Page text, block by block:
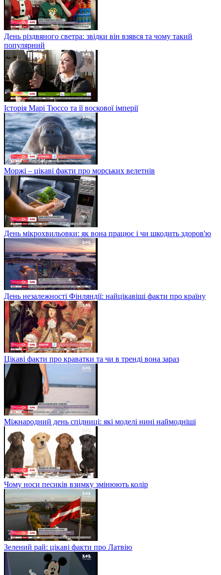
День різдвяного светра: звідки він взявся та чому такий
популярний
Історія Марі Тюссо та її воскової імперії
Моржі – цікаві факти про морських велетнів
День мікрохвильовки: як вона працює і чи шкодить здоров'ю
День незалежності Фінляндії: найцікавіші факти про країну
Цікаві факти про краватки та чи в тренді вона зараз
Міжнародний день спідниці: які моделі нині наймодніші
Чому носи песиків взимку змінюють колір
Зелений рай: цікаві факти про Латвію